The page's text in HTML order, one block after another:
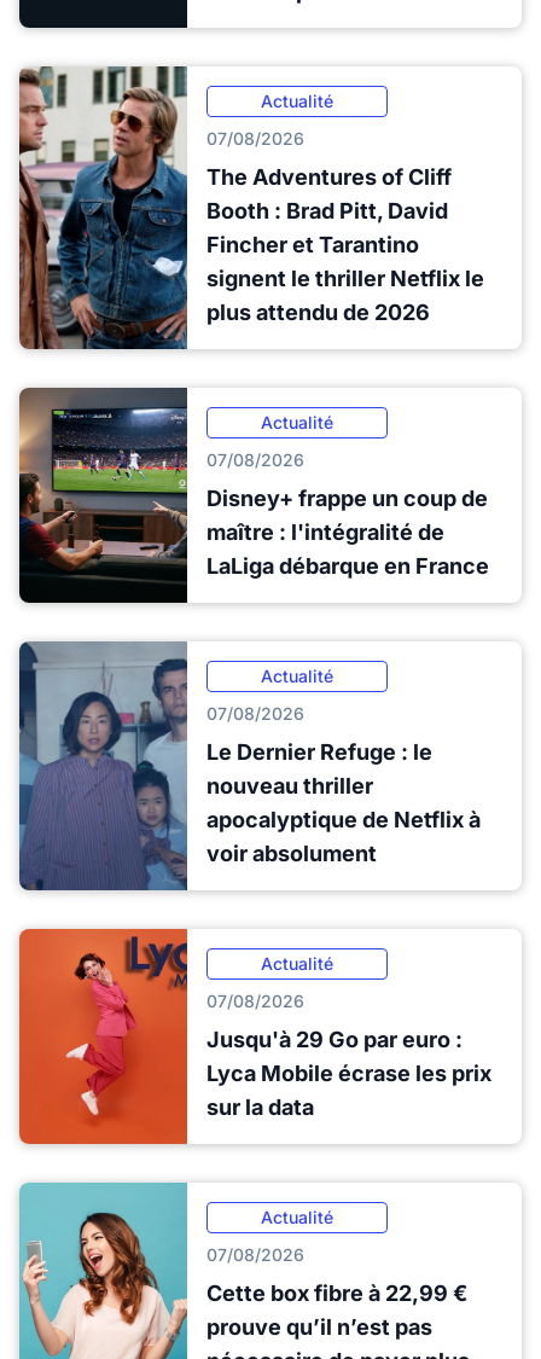
Actualité
07/08/2026
The Adventures of Cliff
Booth : Brad Pitt, David
Fincher et Tarantino
signent le thriller Netflix le
plus attendu de 2026
Actualité
07/08/2026
Disney+ frappe un coup de
maître : l'intégralité de
LaLiga débarque en France
Actualité
07/08/2026
Le Dernier Refuge : le
nouveau thriller
apocalyptique de Netflix à
voir absolument
Actualité
07/08/2026
Jusqu'à 29 Go par euro :
Lyca Mobile écrase les prix
sur la data
Actualité
07/08/2026
Cette box fibre à 22,99 €
prouve qu’il n’est pas